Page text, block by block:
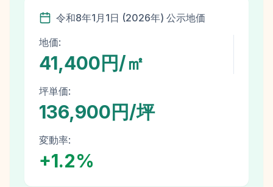
令和8年1月1日 (2026年) 公示地価
地価:
41,400円/㎡
坪単価:
136,900円/坪
変動率:
+1.2%